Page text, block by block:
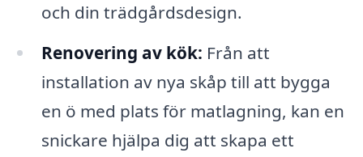
och din trädgårdsdesign.
Renovering av kök: Från att
installation av nya skåp till att bygga
en ö med plats för matlagning, kan en
snickare hjälpa dig att skapa ett